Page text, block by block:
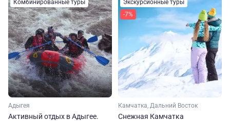
Комбинированные туры
Адыгея
Активный отдых в Адыгее.
Экскурсионные туры
-7%
Камчатка, Дальний Восток
Снежная Камчатка